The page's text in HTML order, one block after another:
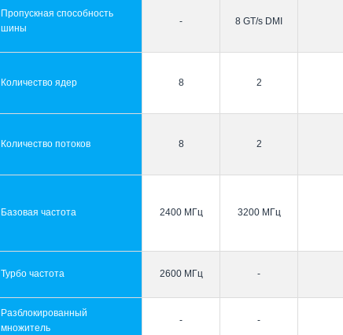
Пропускная способность
шины
- 8 GT/s DMI
Количество ядер 8 2
Количество потоков 8 2
Базовая частота 2400 МГц 3200 МГц
Турбо частота 2600 МГц -
Разблокированный
множитель
- -